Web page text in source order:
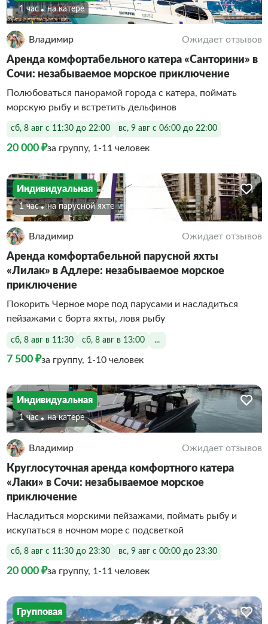
1 час На катере
Владимир Ожидает отзывов
Аренда комфортабельного катера «Санторини» в
Сочи: незабываемое морское приключение
Полюбоваться панорамой города с катера, поймать
морскую рыбу и встретить дельфинов
сб, 8 авг с 11:30 до 22:00 вс, 9 авг с 06:00 до 22:00
20 000 ₽за группу, 1-11 человек
Индивидуальная
1 час На парусной яхте
Владимир Ожидает отзывов
Аренда комфортабельной парусной яхты
«Лилак» в Адлере: незабываемое морское
приключение
Покорить Черное море под парусами и насладиться
пейзажами с борта яхты, ловя рыбу
сб, 8 авг в 11:30 сб, 8 авг в 13:00 ...
7 500 ₽за группу, 1-10 человек
Индивидуальная
1 час На катере
Владимир Ожидает отзывов
Круглосуточная аренда комфортного катера
«Лаки» в Сочи: незабываемое морское
приключение
Насладиться морскими пейзажами, поймать рыбу и
искупаться в ночном море с подсветкой
сб, 8 авг с 11:30 до 23:30 вс, 9 авг с 00:00 до 23:30
20 000 ₽за группу, 1-11 человек
Групповая